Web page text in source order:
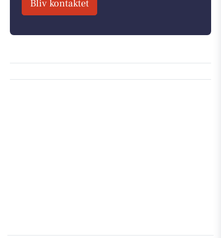
Bliv kontaktet